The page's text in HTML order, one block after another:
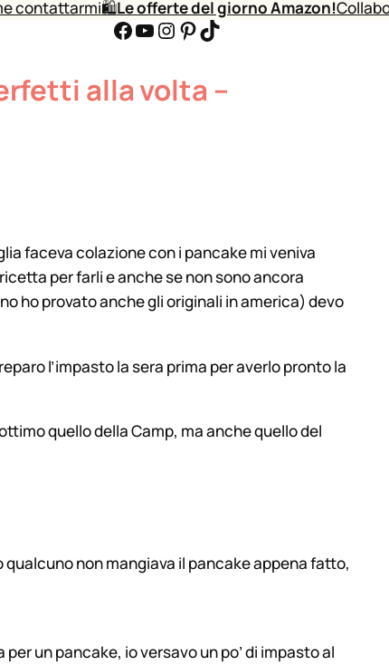
contattarmi🛍️Le offerte del giorno Amazon!
Facebook YouTube Instagram Pinterest TikTok
alla volta –
faceva colazione con i pancake mi veniva
per farli e anche se non sono ancora
ho provato anche gli originali in america) devo
l’impasto la sera prima per averlo pronto la
quello della Camp, ma anche quello del
non mangiava il pancake appena fatto,
un pancake, io versavo un po’ di impasto al